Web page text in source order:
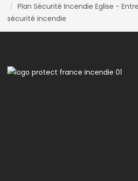
Plan Sécurité Incendie Eglise -
sécurité incendie